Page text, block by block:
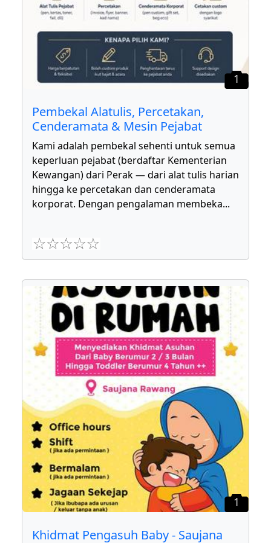
1
Pembekal Alatulis, Percetakan,
Cenderamata & Mesin Pejabat
Kami adalah pembekal sehenti untuk semua
keperluan pejabat (berdaftar Kementerian
Kewangan) dari Perak — dari alat tulis harian
hingga ke percetakan dan cenderamata
korporat. Dengan pengalaman membeka...
1
Khidmat Pengasuh Baby - Saujana